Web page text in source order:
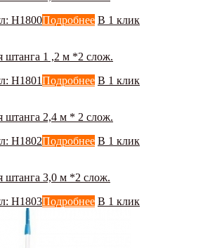
Н1800Подробнее В 1 клик
штанга 1 ,2 м *2 слож.
Н1801Подробнее В 1 клик
штанга 2,4 м * 2 слож.
Н1802Подробнее В 1 клик
штанга 3,0 м *2 слож.
Н1803Подробнее В 1 клик